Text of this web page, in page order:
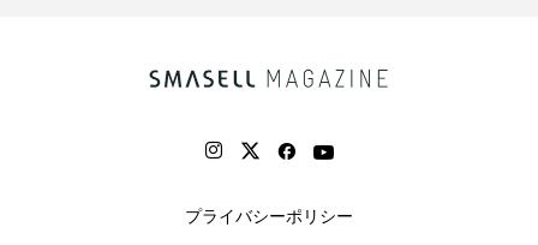
プライバシーポリシー